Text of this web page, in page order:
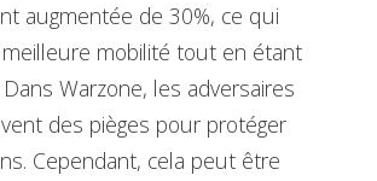
augmentée de 30%, ce qui
mobilité tout en étant
Warzone, les adversaires
des pièges pour protéger
Cependant, cela peut être